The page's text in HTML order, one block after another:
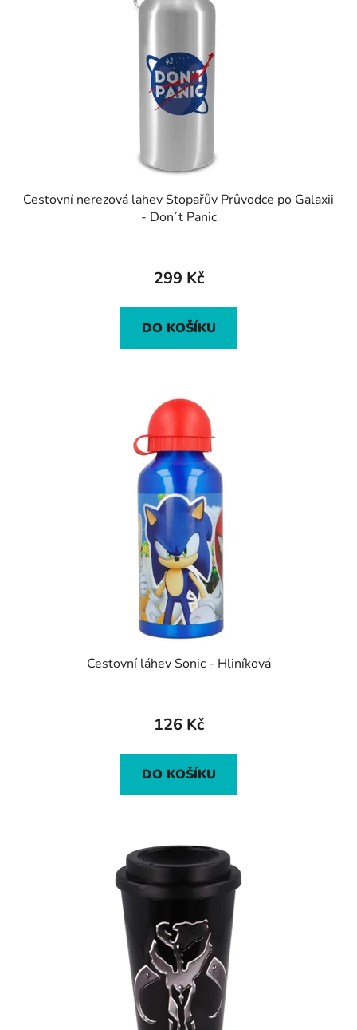
Cestovní nerezová lahev Stopařův Průvodce po Galaxii
- Don´t Panic
299 Kč
DO KOŠÍKU
Cestovní láhev Sonic - Hliníková
126 Kč
DO KOŠÍKU